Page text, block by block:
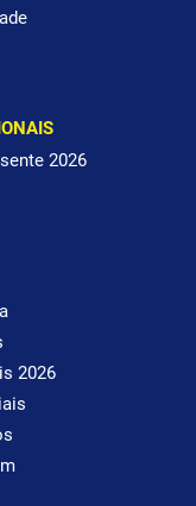
2026
2026